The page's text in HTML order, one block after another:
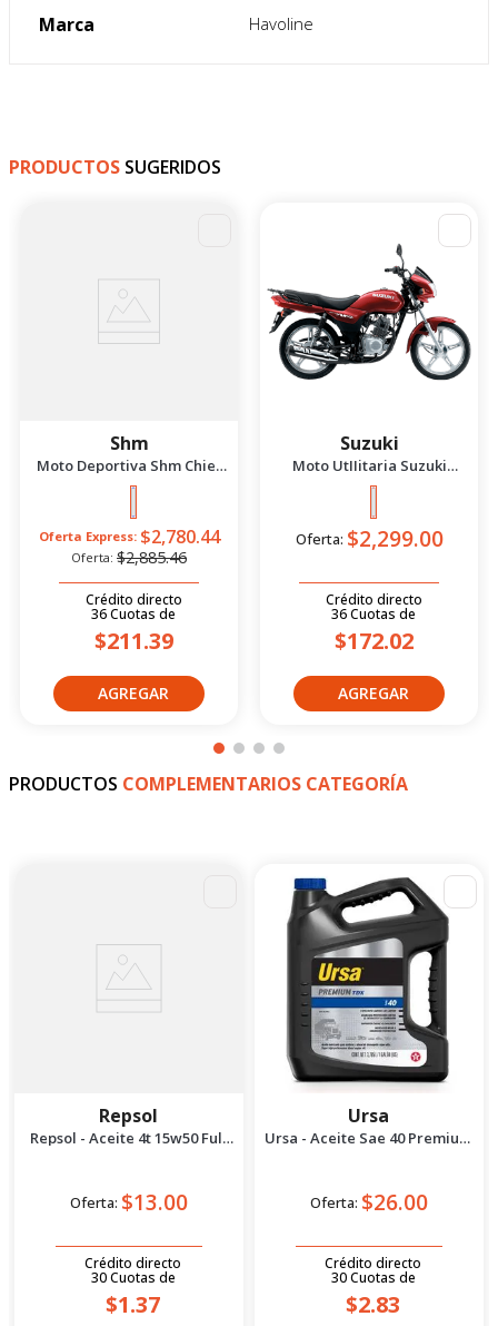
Marca
Havoline
PRODUCTOS SUGERIDOS
Shm
Moto Deportiva Shm Chief
2.5 Azul/Negro 2026
Oferta Express: $2,780.44
Oferta: $2,885.46
Crédito directo
36Cuotas de
$211.39
Suzuki
Moto UtIIitaria Suzuki
Gd115 Evolution Rojo 2026
Oferta: $2,299.00
Crédito directo
36Cuotas de
$172.02
PRODUCTOS COMPLEMENTARIOS CATEGORÍA
Repsol
Repsol - Aceite 4t 15w50 Full
Oferta: $13.00
Crédito directo
30Cuotas de
$1.37
Ursa
Ursa - Aceite Sae 40 Premium
Oferta: $26.00
Crédito directo
30Cuotas de
$2.83